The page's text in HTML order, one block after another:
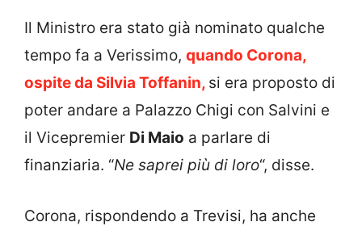
Il Ministro era stato già nominato qualche
tempo fa a Verissimo, quando Corona,
ospite da Silvia Toffanin, si era proposto di
poter andare a Palazzo Chigi con Salvini e
il Vicepremier Di Maio a parlare di
finanziaria. “Ne saprei più di loro“, disse.
Corona, rispondendo a Trevisi, ha anche